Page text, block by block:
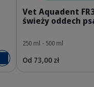
do koszyka
Vet Aquadent
świeży oddech
250 ml - 500 ml
Od 73,00 zł